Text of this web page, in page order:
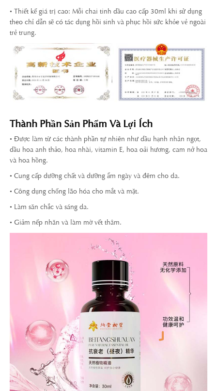
• Thiết kế giá trị cao: Mỗi chai tinh dầu cao cấp 30ml khi sử dụng
theo chỉ dẫn sẽ có tác dụng hồi sinh và phục hồi sức khỏe vẻ ngoài
trẻ trung.
Thành Phần Sản Phẩm Và Lợi Ích
• Được làm từ các thành phần tự nhiên như dầu hạnh nhân ngọt,
dầu hoa anh thảo, hoa nhài, vitamin E, hoa oải hương, cam nở hoa
và hoa hồng.
• Cung cấp dưỡng chất và dưỡng ẩm ngày và đêm cho da.
• Công dụng chống lão hóa cho mắt và mặt.
• Làm săn chắc và sáng da.
• Giảm nếp nhăn và làm mờ vết thâm.